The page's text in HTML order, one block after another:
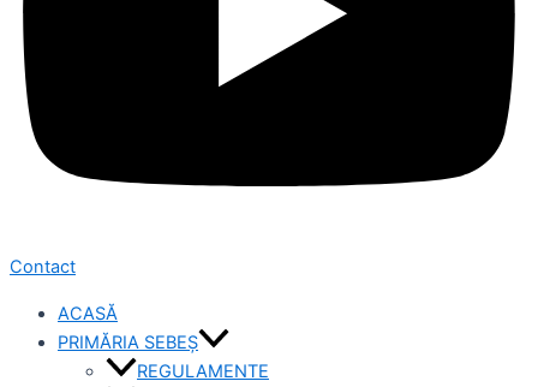
Contact
ACASĂ
PRIMĂRIA SEBEȘ
REGULAMENTE